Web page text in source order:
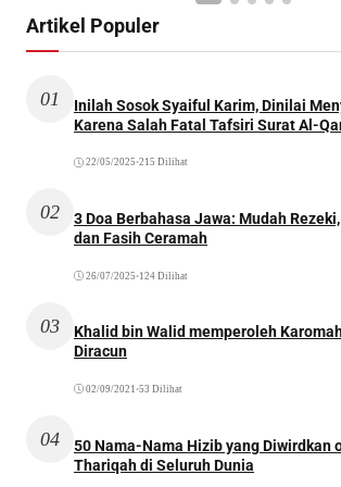
Artikel Populer
01
Inilah Sosok Syaiful Karim, Dinilai
Karena Salah Fatal Tafsiri Surat Al-
22/05/2025 •215 Dilihat
02
3 Doa Berbahasa Jawa: Mudah
dan Fasih Ceramah
26/07/2025 •124 Dilihat
03
Khalid bin Walid memperoleh
Diracun
02/09/2021 •53 Dilihat
04
50 Nama-Nama Hizib yang Diwirdkan
Thariqah di Seluruh Dunia